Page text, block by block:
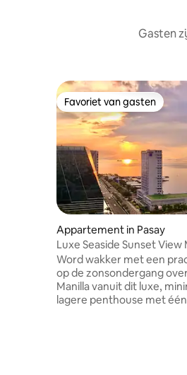
Gasten
Favoriet van gasten
Favoriet van gasten
Appartement in Pasay
Luxe Seaside Sunset View
met parkeergelegenheid
Word wakker met een
op de zonsondergang
Manilla vanuit dit luxe,
lagere penthouse met